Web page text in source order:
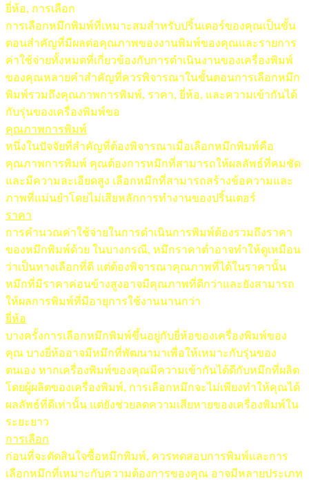
ยี่ห้อ, การเลือก
การเลือกหมึกพิมพ์ที่เหมาะสมสำหรับปริ้นเตอร์ของคุณเป็นขั้น
ตอนสำคัญที่มีผลต่อคุณภาพของงานพิมพ์ของคุณและรายการ
ค่าใช้จ่ายทั้งหมดที่เกี่ยวข้องกับการดำเนินงานของเครื่องพิมพ์
ของคุณหลายคำสำคัญที่ควรพิจารณาในขั้นตอนการเลือกหมึก
พิมพ์รวมถึงคุณภาพการพิมพ์, ราคา, ยี่ห้อ, และความเข้ากันได้
กับรุ่นของเครื่องพิมพ์ขอ
คุณภาพการพิมพ์
หนึ่งในปัจจัยที่สำคัญที่ต้องพิจารณาเมื่อเลือกหมึกพิมพ์คือ
คุณภาพการพิมพ์ คุณต้องการหมึกที่สามารถให้ผลลัพธ์ที่คมชัด
และมีความละเอียดสูง เลือกหมึกที่สามารถสร้างข้อความและ
ภาพที่แม่นยำโดยไม่เสียหลักการทำงานของปริ้นเตอร์
ราคา
การคำนวณค่าใช้จ่ายในการดำเนินการพิมพ์ต้องรวมถึงราคา
ของหมึกพิมพ์ด้วย ในบางกรณี, หมึกราคาต่ำอาจทำให้ดูเหมือน
ว่าเป็นทางเลือกที่ดี แต่ต้องพิจารณาคุณภาพที่ได้ในราคานั้น
หมึกที่มีราคาค่อนข้างสูงอาจมีคุณภาพที่ดีกว่าและยังสามารถ
ให้ผลการพิมพ์ที่มีอายุการใช้งานนานกว่า
ยี่ห้อ
บางครั้งการเลือกหมึกพิมพ์ขึ้นอยู่กับยี่ห้อของเครื่องพิมพ์ของ
คุณ บางยี่ห้ออาจมีหมึกที่พัฒนามาเพื่อให้เหมาะกับรุ่นของ
ตนเอง หากเครื่องพิมพ์ของคุณมีความเข้ากันได้ดีกับหมึกที่ผลิต
โดยผู้ผลิตของเครื่องพิมพ์, การเลือกหมึกจะไม่เพียงทำให้คุณได้
ผลลัพธ์ที่ดีเท่านั้น แต่ยังช่วยลดความเสียหายของเครื่องพิมพ์ใน
ระยะยาว
การเลือก
ก่อนที่จะตัดสินใจซื้อหมึกพิมพ์, ควรทดสอบการพิมพ์และการ
เลือกหมึกที่เหมาะกับความต้องการของคุณ อาจมีหลายประเภท